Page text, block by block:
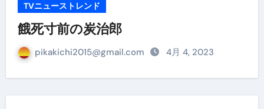
TVニューストレンド
餓死寸前の炭治郎
pikakichi2015@gmail.com 4月 4, 2023